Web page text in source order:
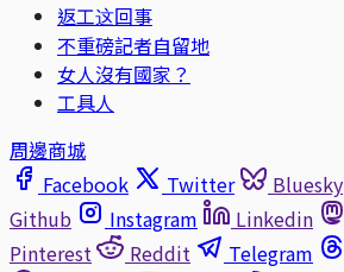
返工这回事
不重磅記者自留地
女人沒有國家？
工具人
周邊商城
Facebook
Twitter Bluesky
Github
Instagram Linkedin
Pinterest
Reddit Telegram